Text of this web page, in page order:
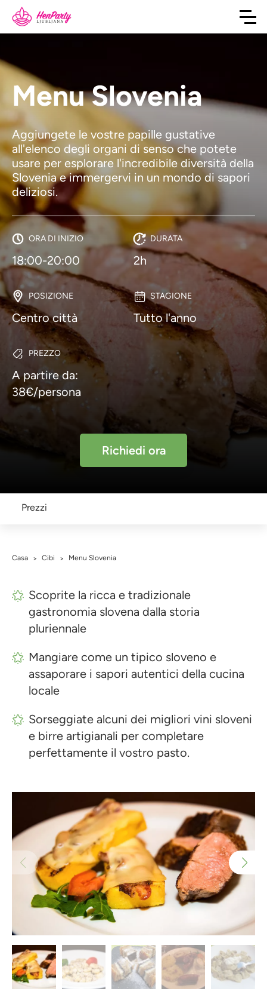
Menu Slovenia
Aggiungete le vostre papille gustative
all'elenco degli organi di senso che potete
usare per esplorare l'incredibile diversità della
Slovenia e immergervi in un mondo di sapori
deliziosi.
ORA DI INIZIO
18:00-20:00
DURATA
2h
POSIZIONE
Centro città
STAGIONE
Tutto l'anno
PREZZO
A partire da:
38€/persona
Richiedi ora
Prezzi
Casa > Cibi > Menu Slovenia
Scoprite la ricca e tradizionale
gastronomia slovena dalla storia
pluriennale
Mangiare come un tipico sloveno e
assaporare i sapori autentici della cucina
locale
Sorseggiate alcuni dei migliori vini sloveni
e birre artigianali per completare
perfettamente il vostro pasto.